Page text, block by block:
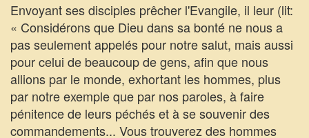
Envoyant ses disciples prêcher l'Evangile, il leur (lit:
« Considérons que Dieu dans sa bonté ne nous a
pas seulement appelés pour notre salut, mais aussi
pour celui de beaucoup de gens, afin que nous
allions par le monde, exhortant les hommes, plus
par notre exemple que par nos paroles, à faire
pénitence de leurs péchés et à se souvenir des
commandements... Vous trouverez des hommes